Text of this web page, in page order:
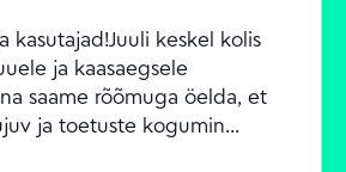
kasutajad!Juuli keskel kolis
ja kaasaegsele
saame rõõmuga öelda, et
ja toetuste kogumin...